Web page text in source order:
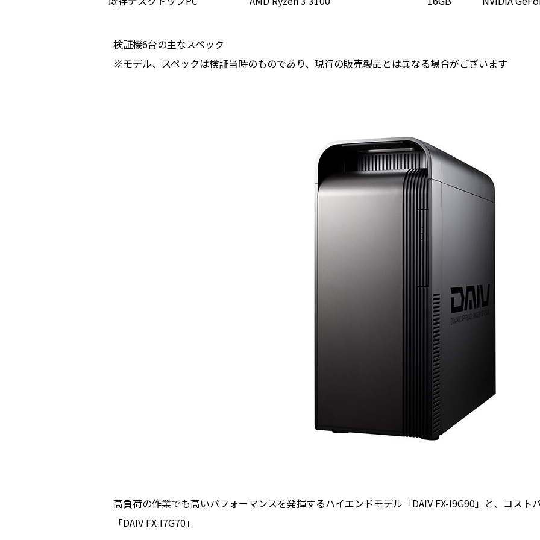
検証機6台の主なスペック
※モデル、スペックは検証当時のものであり、現行の販売製品とは異なる場合がございます
高負荷の作業でも高いパフォーマンスを発揮するハイエンドモデル「DAIV FX-I9G90」と、コスト
「DAIV FX-I7G70」